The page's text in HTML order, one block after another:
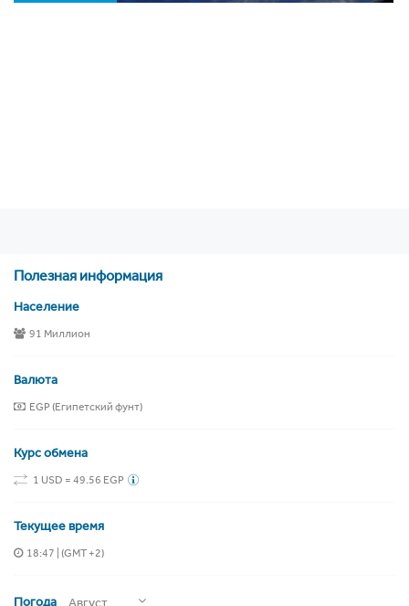
Полезная информация
Население
91 Миллион
Валюта
EGP (Египетский фунт)
Курс обмена
1 USD = 49.56 EGP
Текущее время
18:47 | (GMT +2)
Погода